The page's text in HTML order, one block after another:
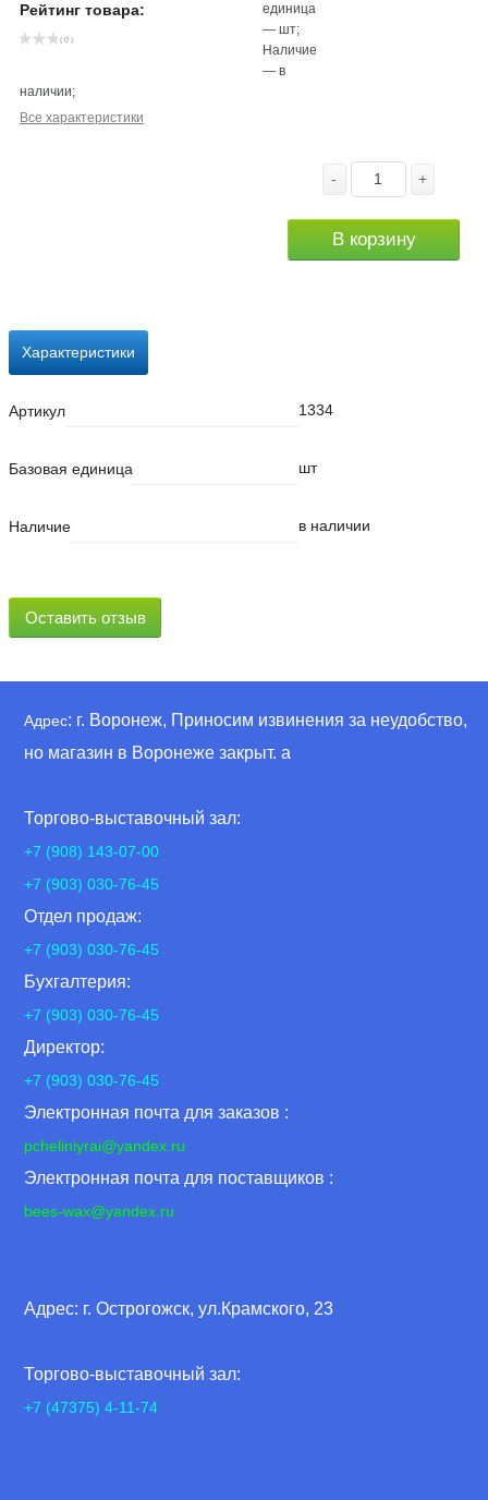
Рейтинг товара:
( 0 )
единица
—шт;
Наличие
—в
наличии;
Все характеристики
- +
В корзину
Характеристики
Артикул 1334
Базовая единица шт
Наличие в наличии
Оставить отзыв
Адрес: г. Воронеж, Приносим извинения за неудобство,
но магазин в Воронеже закрыт. а
Торгово-выставочный зал:
+7 (908) 143-07-00
+7 (903) 030-76-45
Отдел продаж:
+7 (903) 030-76-45
Бухгалтерия:
+7 (903) 030-76-45
Директор:
+7 (903) 030-76-45
Электронная почта для заказов :
pcheliniyrai@yandex.ru
Электронная почта для поставщиков :
bees-wax@yandex.ru
Адрес: г. Острогожск, ул.Крамского, 23
Торгово-выставочный зал:
+7 (47375) 4-11-74